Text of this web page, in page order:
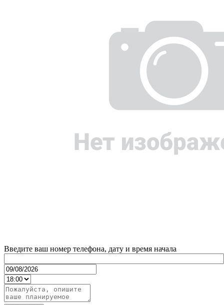
Введите ваш номер телефона, дату и время начала